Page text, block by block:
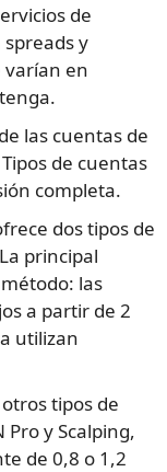
de
y
varían en
las cuentas de
de cuentas
completa.
dos tipos de
principal
las
a partir de 2
utilizan
tipos de
Pro y Scalping,
de 0,8 o 1,2